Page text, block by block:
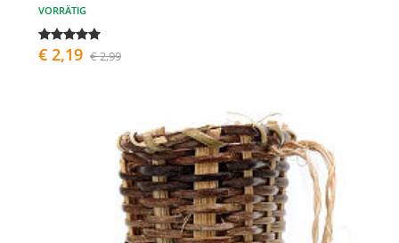
VORRÄTIG
€ 2,19 € 2,99